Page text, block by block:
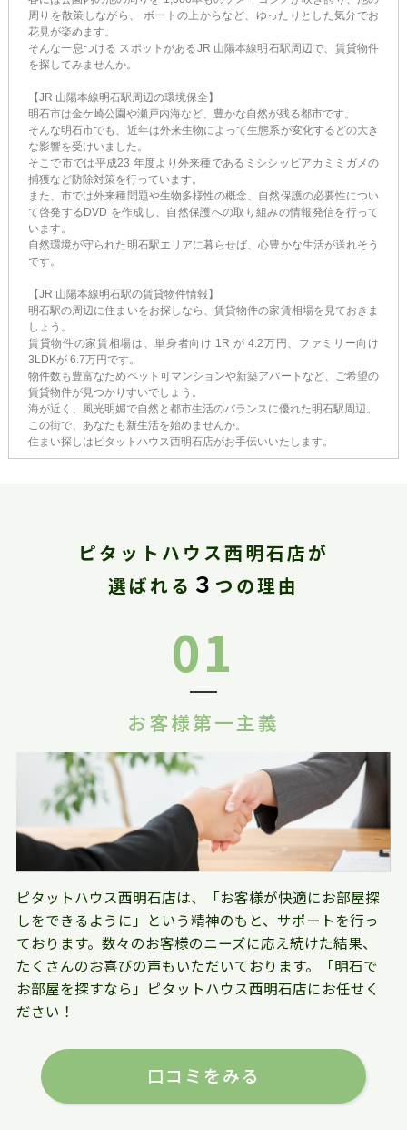
周りを散策しながら、 ボートの上からなど、ゆったりとした気分でお
花見が楽めます。
そんな一息つける スポットがあるJR 山陽本線明石駅周辺で、賃貸物件
を探してみませんか。
【JR 山陽本線明石駅周辺の環境保全】
明石市は金ケ崎公園や瀬戸内海など、豊かな自然が残る都市です。
そんな明石市でも、近年は外来生物によって生態系が変化するどの大き
な影響を受けいました。
そこで市では平成23 年度より外来種であるミシシッピアカミミガメの
捕獲など防除対策を行っています。
また、市では外来種問題や生物多様性の概念、自然保護の必要性につい
て啓発するDVD を作成し、自然保護への取り組みの情報発信を行って
います。
自然環境が守られた明石駅エリアに暮らせば、心豊かな生活が送れそう
です。
【JR 山陽本線明石駅の賃貸物件情報】
明石駅の周辺に住まいをお探しなら、賃貸物件の家賃相場を見ておきま
しょう。
賃貸物件の家賃相場は、単身者向け 1R が 4.2万円、ファミリー向け
3LDKが 6.7万円です。
物件数も豊富なためペット可マンションや新築アパートなど、ご希望の
賃貸物件が見つかりすいでしょう。
海が近く、風光明媚で自然と都市生活のバランスに優れた明石駅周辺。
この街で、あなたも新生活を始めませんか。
住まい探しはピタットハウス西明石店がお手伝いいたします。
ピタットハウス西明石店が
選ばれる ３ つの理由
01
お客様第一主義
ピタットハウス西明石店は、「お客様が快適にお部屋探
しをできるように」という精神のもと、サポートを行っ
ております。数々のお客様のニーズに応え続けた結果、
たくさんのお喜びの声もいただいております。「明石で
お部屋を探すなら」ピタットハウス西明石店にお任せく
ださい！
口コミをみる